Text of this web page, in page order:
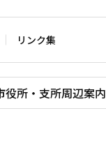
リンク集
役所・支所周辺案内